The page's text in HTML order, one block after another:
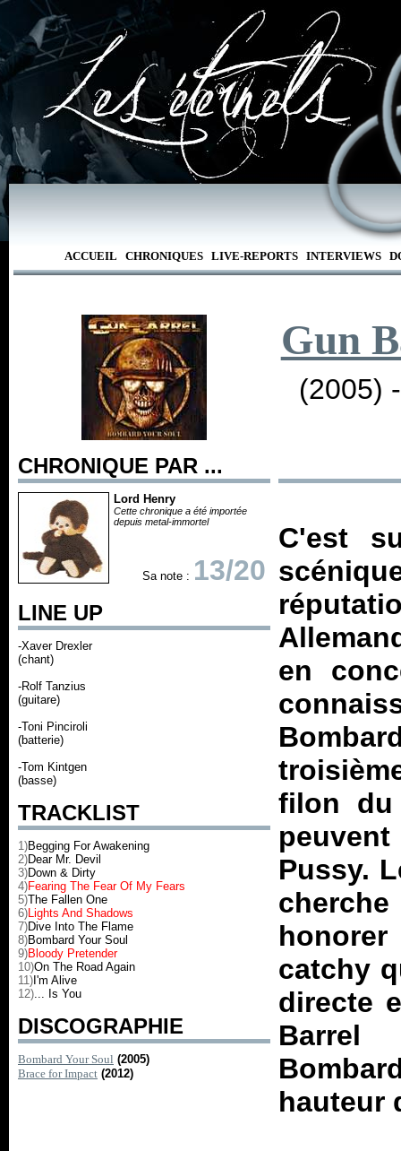
ACCUEIL CHRONIQUES LIVE-REPORTS INTERVIEWS
CHRONIQUE PAR ...
Lord Henry
Cette chronique a été importée
depuis metal-immortel
Sa note : 13/20
LINE UP
-Xaver Drexler
(chant)
-Rolf Tanzius
(guitare)
-Toni Pinciroli
(batterie)
-Tom Kintgen
(basse)
TRACKLIST
1)Begging For Awakening
2)Dear Mr. Devil
3)Down & Dirty
4)Fearing The Fear Of My Fears
5)The Fallen One
6)Lights And Shadows
7)Dive Into The Flame
8)Bombard Your Soul
9)Bloody Pretender
10)On The Road Again
11) I'm Alive
12)... Is You
DISCOGRAPHIE
Bombard Your Soul (2005)
Brace for Impact (2012)
Gun
(2005)
C'est
en
filon du
Pussy.
catchy
directe
Barrel
hauteur